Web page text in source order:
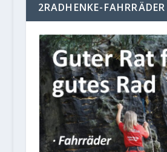
2RADHENKE-